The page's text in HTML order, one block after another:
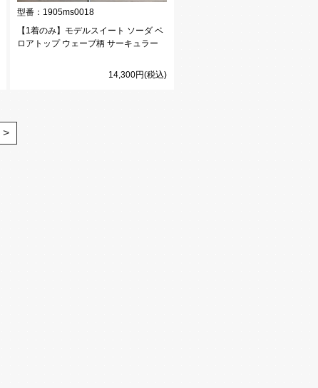
型番： 1905ms0018
【1着のみ】モデルスイート ソーダ ベ
ロアトップ ウェーブ柄 サーキュラー
14,300円(税込)
>